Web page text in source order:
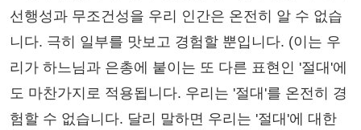
선행성과 무조건성을 우리 인간은 온전히 알 수 없습
니다. 극히 일부를 맛보고 경험할 뿐입니다. (이는 우
리가 하느님과 은총에 붙이는 또 다른 표현인 '절대'에
도 마찬가지로 적용됩니다. 우리는 '절대'를 온전히 경
험할 수 없습니다. 달리 말하면 우리는 '절대'에 대한